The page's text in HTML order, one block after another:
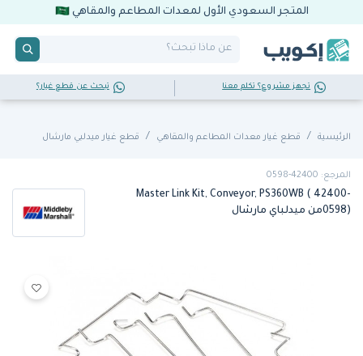
المتجر السعودي الأول لمعدات المطاعم والمقاهي
تجهز مشروع؟ تكلم معنا تبحث عن قطع غيار؟
الرئيسية قطع غيار معدات المطاعم والمقاهي قطع غيار ميدلبي مارشال
المرجع: 42400-0598
Master Link Kit, Conveyor, PS360WB ( 42400-
0598)من ميدلباي مارشال